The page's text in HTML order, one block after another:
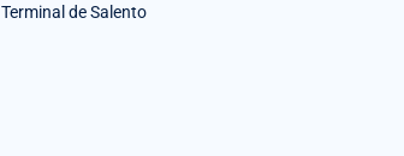
Terminal de Salento